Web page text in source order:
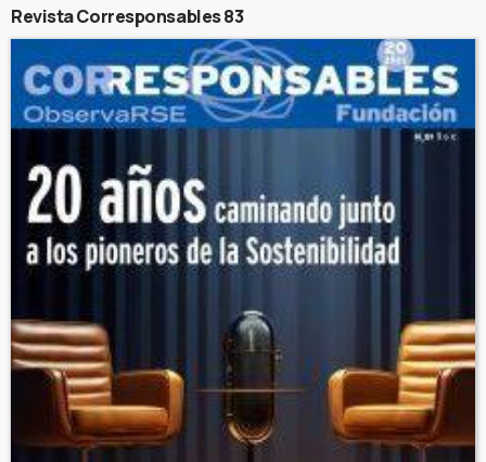
Revista Corresponsables 83